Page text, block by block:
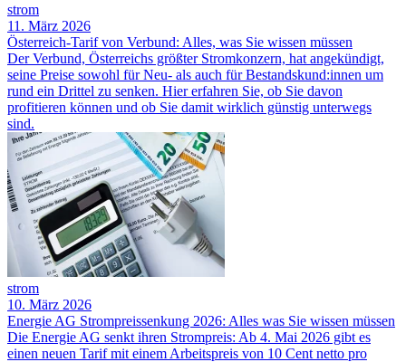
strom
11. März 2026
Österreich-Tarif von Verbund: Alles, was Sie wissen müssen
Der Verbund, Österreichs größter Stromkonzern, hat angekündigt,
seine Preise sowohl für Neu- als auch für Bestandskund:innen um
rund ein Drittel zu senken. Hier erfahren Sie, ob Sie davon
profitieren können und ob Sie damit wirklich günstig unterwegs
sind.
strom
10. März 2026
Energie AG Strompreissenkung 2026: Alles was Sie wissen müssen
Die Energie AG senkt ihren Strompreis: Ab 4. Mai 2026 gibt es
einen neuen Tarif mit einem Arbeitspreis von 10 Cent netto pro